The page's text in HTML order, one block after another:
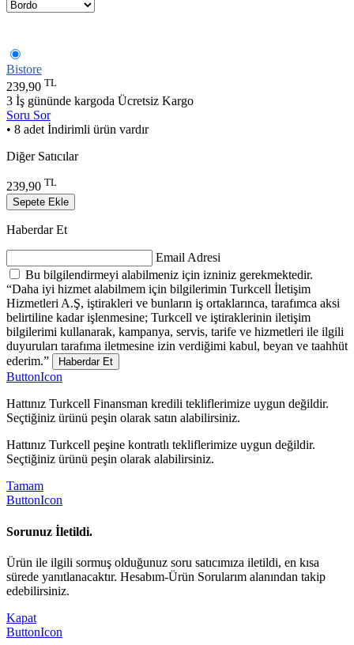
Bistore
239,90 TL
3 İş gününde kargoda Ücretsiz Kargo
Soru Sor
• 8 adet İndirimli ürün vardır
Diğer Satıcılar
239,90 TL
Sepete Ekle
Haberdar Et
Email Adresi
Bu bilgilendirmeyi alabilmeniz için izniniz gerekmektedir.
“Daha iyi hizmet alabilmem için bilgilerimin Turkcell İletişim
Hizmetleri A.Ş, iştirakleri ve bunların iş ortaklarınca, tarafımca aksi
belirtiline kadar işlenmesine; Turkcell ve iştiraklerinin iletişim
bilgilerimi kullanarak, kampanya, servis, tarife ve hizmetleri ile ilgili
duyuruları tarafıma iletmesine izin verdiğimi kabul, beyan ve taahhüt
ederim.”
Haberdar Et
ButtonIcon
Hattınız Turkcell Finansman kredili tekliflerimize uygun değildir.
Seçtiğiniz ürünü peşin olarak satın alabilirsiniz.
Hattınız Turkcell peşine kontratlı tekliflerimize uygun değildir.
Seçtiğiniz ürünü peşin olarak alabilirsiniz.
Tamam
ButtonIcon
Sorunuz İletildi.
Ürün ile ilgili sormuş olduğunuz soru satıcımıza iletildi, en kısa
sürede yanıtlanacaktır. Hesabım-Ürün Sorularım alanından takip
edebilirsiniz.
Kapat
ButtonIcon